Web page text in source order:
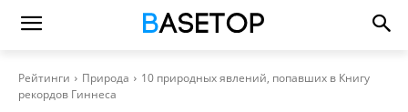
Рейтинги Природа
10 природных явлений, попавших в Книгу
рекордов Гиннеса